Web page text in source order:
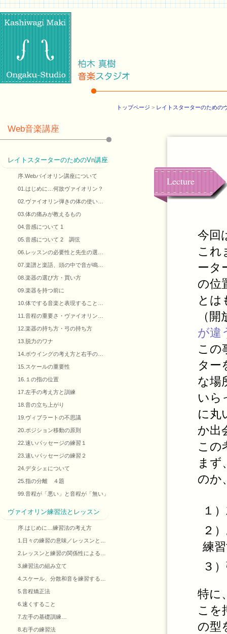
トップページ > レイトスターターのための
Lecture
今回
これ
ータ
の位
とは
（
が違
この
ター
な場
いら
に丸
か出
この
まず
のか
１
２
練
３
特に
こを
の型
Web音楽講座
レイトスターターのためのVn講座
序.Webバイオリン講座について
01.はじめに…何故ヴァイオリン？
02.ヴァイオリン弾きの体の使い…
03.体の痛みが教えるもの
04.音感について 1
05.音感について 2 調弦
06.レッスンの必要性と先生の選…
07.楽譜と楽語、頭の中で音が鳴…
08.楽器の選び方・買い方
09.楽器を持つ前に
10.体でする音楽と表現すること…
11.音程の重要さ・ヴァイオリン…
12.楽器の持ち方・弓の持ち方
13.脱力のワナ
14.ボウイングの考え方と右手の…
15.スケールの重要性
16.１の指の位置
17.左手の考え方と訓練
18.音の立ち上がり
19.ヴィブラートの不思議
20.ポジション移動の原則
22.速いパッセージの練習１
23.速いパッセージの練習２
24.デタシェについて
25.指の分離 ４題
99.音程が「悪い」と音程が「無い」
ヴァイオリン練習法とレッスン
序.はじめに…練習法の考え方
1.日々の練習の意味／レッスンと…
2.レッスンと練習の関係性による…
3.練習法の組み立て
4.スケール、分散和音を練習する…
5.音程矯正法
6.速くすること
7.左手の基礎訓練…
8.右手の練習法